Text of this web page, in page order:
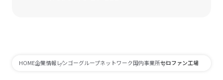
HOME企業情報 レンゴーグループネットワーク国内事業所セロファン工場